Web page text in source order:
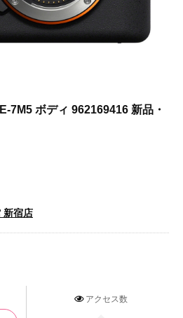
7M5 ボディ 962169416 新品・
新宿店
アクセス数